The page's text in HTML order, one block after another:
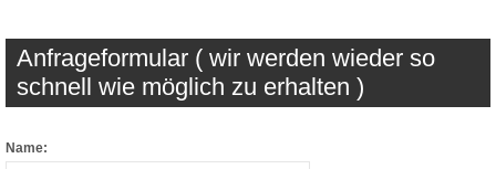
Anfrageformular ( wir werden wieder so
schnell wie möglich zu erhalten )
Name: